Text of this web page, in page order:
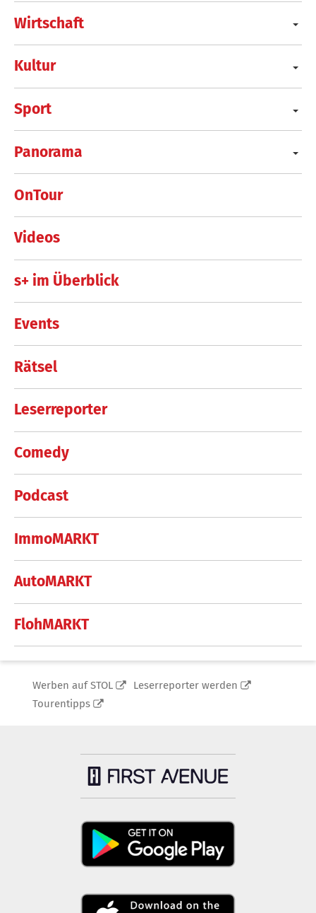
Wirtschaft
Kultur
Sport
Panorama
OnTour
Videos
s+ im Überblick
Events
Rätsel
Leserreporter
Comedy
Podcast
ImmoMARKT
AutoMARKT
FlohMARKT
Werben auf STOL
Leserreporter werden
Tourentipps